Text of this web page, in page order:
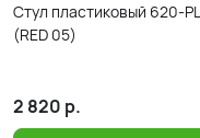
Стул пластиковый 620-PL
(RED 05)
2 820 р.